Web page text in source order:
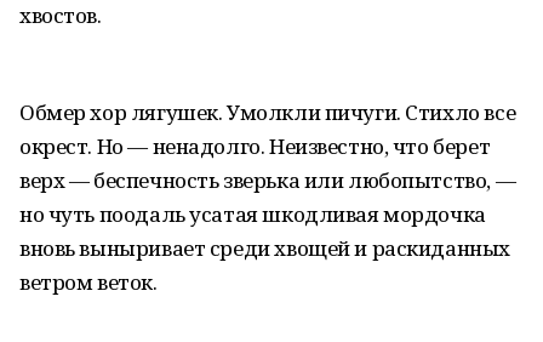
хвостов.
Обмер хор лягушек. Умолкли пичуги. Стихло все
окрест. Но — ненадолго. Неизвестно, что берет
верх — беспечность зверька или любопытство, —
но чуть поодаль усатая шкодливая мордочка
вновь выныривает среди хвощей и раскиданных
ветром веток.